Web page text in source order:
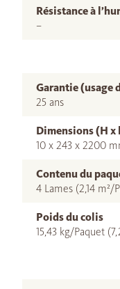
Résistance à
–
Garantie (usage
25 ans
Dimensions (H x
10 x 243 x 2200
Contenu du
4 Lames (2,14 m²/
Poids du colis
15,43 kg/Paquet